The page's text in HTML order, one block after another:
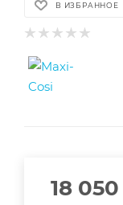
В ИЗБРАННОЕ
18 050